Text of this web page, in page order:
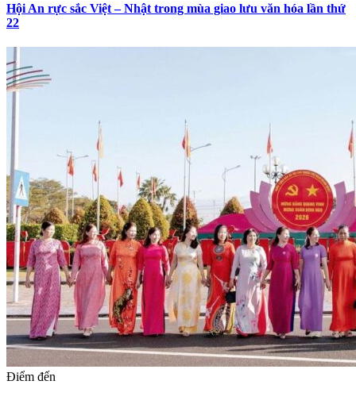
Hội An rực sắc Việt – Nhật trong mùa giao lưu văn hóa lần thứ
22
Điểm đến